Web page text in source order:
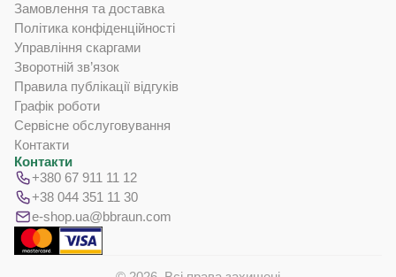
Замовлення та доставка
Політика конфіденційності
Управління скаргами
Зворотній зв’язок
Правила публікації відгуків
Графік роботи
Сервісне обслуговування
Контакти
Контакти
+380 67 911 11 12
+38 044 351 11 30
e-shop.ua@bbraun.com